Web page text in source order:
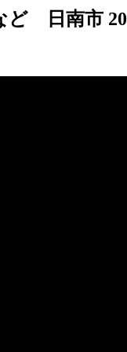
日南市